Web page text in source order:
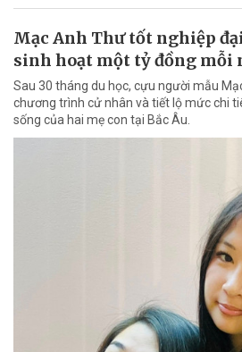
Mạc Anh Thư tốt nghiệp
sinh hoạt một tỷ đồng mỗi
Sau 30 tháng du học, cựu người mẫu
chương trình cử nhân và tiết lộ mức chi
sống của hai mẹ con tại Bắc Âu.